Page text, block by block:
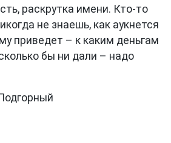
раскрутка имени. Кто-то
не знаешь, как аукнется
приведет – к каким деньгам
бы ни дали – надо